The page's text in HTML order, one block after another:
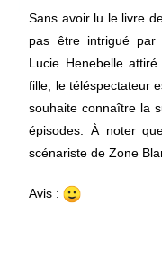
Sans avoir lu le livre
pas être intrigué par
Lucie Henebelle
fille, le téléspectateur
souhaite connaître la
épisodes. À noter
scénariste de Zone
Avis :